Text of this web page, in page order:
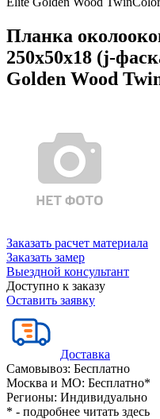
Планка
250х50х18 (j-
Golden Wood
Заказать расчет материала
Заказать замер
Выездной консультант
Доступно к заказу
Оставить заявку
Доставка
Самовывоз: Бесплатно
Москва и МО: Бесплатно*
Регионы: Индивидуально
* - подробнее читать здесь